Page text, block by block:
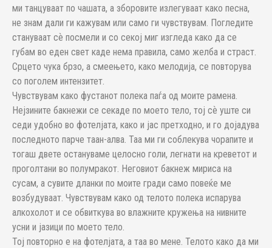
ми танцуваат по чашата, а зборовите излегуваат како песна,
не знам дали ги кажувам или само ги чувствувам. Погледите
стануваат сѐ посмели и со секој миг изгледа како да се
губам во еден свет каде нема правила, само желба и страст.
Срцето чука брзо, а смеењето, како мелодија, се повторува
со поголем интензитет.
Чувствувам како фустанот полека паѓа од моите рамена.
Нејзините бакнежи се секаде по моето тело, тој сѐ уште си
седи удобно во фотелјата, како и јас претходно, и го дојадува
последното парче таан-алва. Таа ми ги соблекува чорапите и
тогаш двете остануваме целосно голи, легнати на креветот и
проголтани во полумракот. Неговиот бакнеж мириса на
сусам, а сувите дланки по моите гради само повеќе ме
возбудуваат. Чувствувам како од телото полека испарува
алкохолот и се обвиткува во влажните кружења на нивните
усни и јазици по моето тело.
Тој повторно е на фотелјата, а таа во мене. Телото како да ми